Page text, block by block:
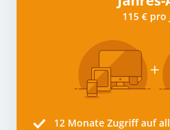
115 € pro
12 Monate Zugriff auf